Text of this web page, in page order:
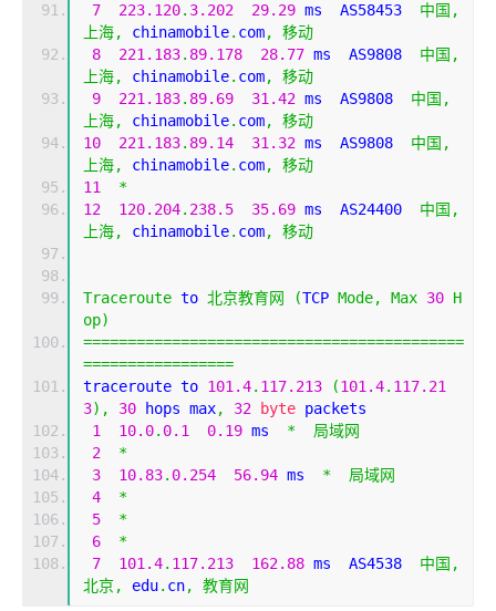
7
223.120. 3.202 29.29 ms  AS58453 中国,
上海,
chinamobile. com,
移动
8
221.183. 89.178 28.77 ms  AS9808 中国,
上海,
chinamobile. com,
移动
9
221.183. 89.69 31.42 ms  AS9808 中国,
上海,
chinamobile. com,
移动
10
221.183. 89.14 31.32 ms  AS9808 中国,
上海,
chinamobile. com,
移动
11
*
12
120.204. 238.5 35.69 ms  AS24400 中国,
上海,
chinamobile. com, 移动
Traceroute to 北京教育网 (TCP Mode, Max 30 H
op)
===========================================
=================
traceroute to 101.4. 117.213 (101.4. 117.21
3), 30 hops max, 32 byte packets
1
10.0. 0.1 0.19 ms *
局域网
2
*
3
10.83. 0.254 56.94 ms *
局域网
4
*
5
*
6
*
7
101.4. 117.213 162.88 ms  AS4538 中国,
北京,
edu. cn, 教育网